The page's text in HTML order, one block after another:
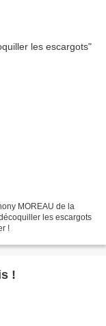
MOREAU de la
les escargots
!
!